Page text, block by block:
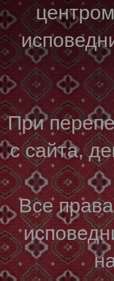
При
с сайта,
Все